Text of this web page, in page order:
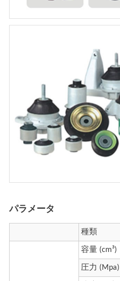
パラメータ
種類
容量 (cm³)
圧力 (Mpa)